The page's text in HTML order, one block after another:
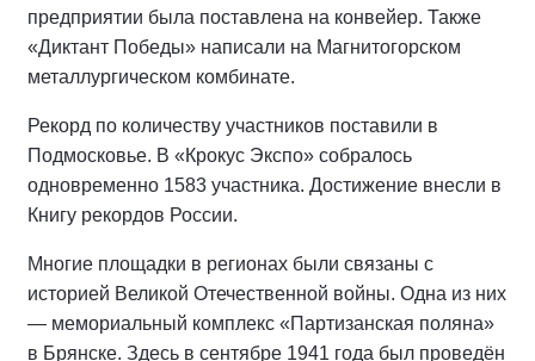
предприятии была поставлена на конвейер. Также
«Диктант Победы» написали на Магнитогорском
металлургическом комбинате.
Рекорд по количеству участников поставили в
Подмосковье. В «Крокус Экспо» собралось
одновременно 1583 участника. Достижение внесли в
Книгу рекордов России.
Многие площадки в регионах были связаны с
историей Великой Отечественной войны. Одна из них
— мемориальный комплекс «Партизанская поляна»
в Брянске. Здесь в сентябре 1941 года был проведён